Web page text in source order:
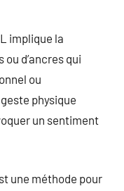
implique la
d’ancres qui
ou
physique
un sentiment
une méthode pour